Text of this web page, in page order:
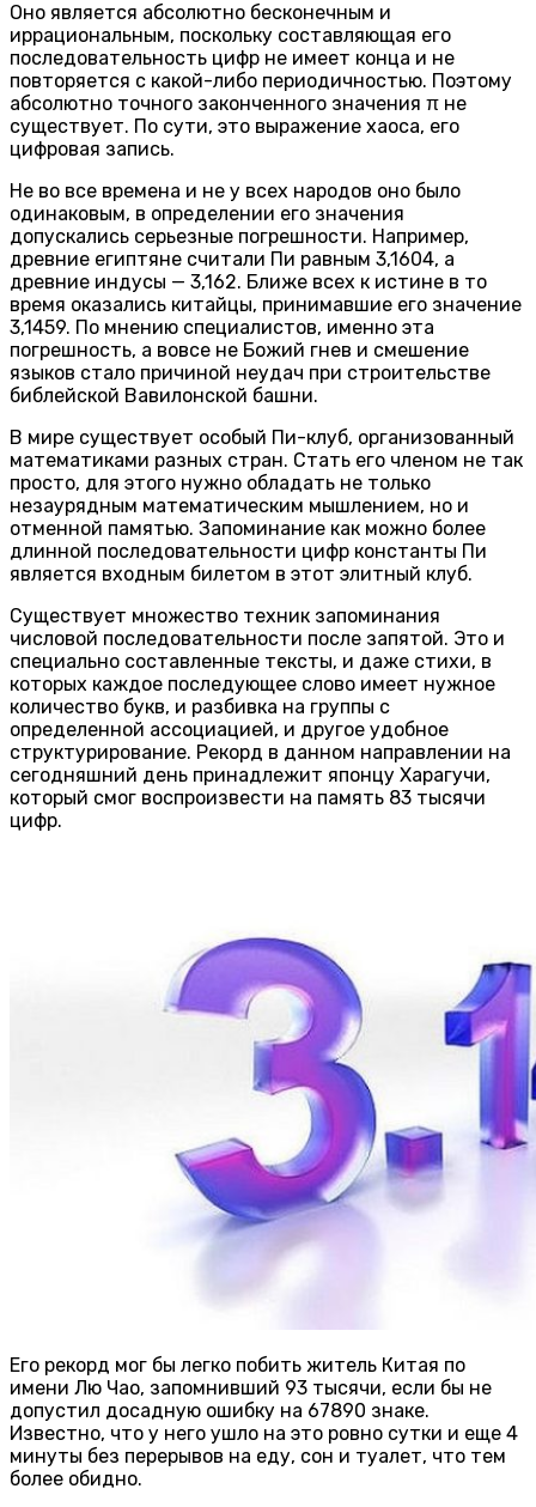
Оно является абсолютно бесконечным и
иррациональным, поскольку составляющая его
последовательность цифр не имеет конца и не
повторяется с какой-либо периодичностью. Поэтому
абсолютно точного законченного значения π не
существует. По сути, это выражение хаоса, его
цифровая запись.
Не во все времена и не у всех народов оно было
одинаковым, в определении его значения
допускались серьезные погрешности. Например,
древние египтяне считали Пи равным 3,1604, а
древние индусы — 3,162. Ближе всех к истине в то
время оказались китайцы, принимавшие его значение
3,1459. По мнению специалистов, именно эта
погрешность, а вовсе не Божий гнев и смешение
языков стало причиной неудач при строительстве
библейской Вавилонской башни.
В мире существует особый Пи-клуб, организованный
математиками разных стран. Стать его членом не так
просто, для этого нужно обладать не только
незаурядным математическим мышлением, но и
отменной памятью. Запоминание как можно более
длинной последовательности цифр константы Пи
является входным билетом в этот элитный клуб.
Существует множество техник запоминания
числовой последовательности после запятой. Это и
специально составленные тексты, и даже стихи, в
которых каждое последующее слово имеет нужное
количество букв, и разбивка на группы с
определенной ассоциацией, и другое удобное
структурирование. Рекорд в данном направлении на
сегодняшний день принадлежит японцу Харагучи,
который смог воспроизвести на память 83 тысячи
цифр.
Его рекорд мог бы легко побить житель Китая по
имени Лю Чао, запомнивший 93 тысячи, если бы не
допустил досадную ошибку на 67890 знаке.
Известно, что у него ушло на это ровно сутки и еще 4
минуты без перерывов на еду, сон и туалет, что тем
более обидно.